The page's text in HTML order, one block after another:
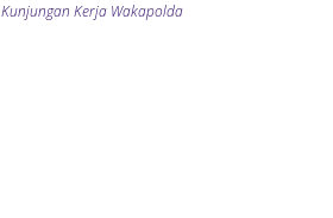
Kunjungan Kerja Wakapolda